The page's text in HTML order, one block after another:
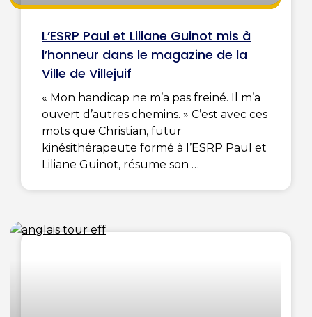
L’ESRP Paul et Liliane Guinot mis à
l’honneur dans le magazine de la
Ville de Villejuif
« Mon handicap ne m’a pas freiné. Il m’a
ouvert d’autres chemins. » C’est avec ces
mots que Christian, futur
kinésithérapeute formé à l’ESRP Paul et
Liliane Guinot, résume son